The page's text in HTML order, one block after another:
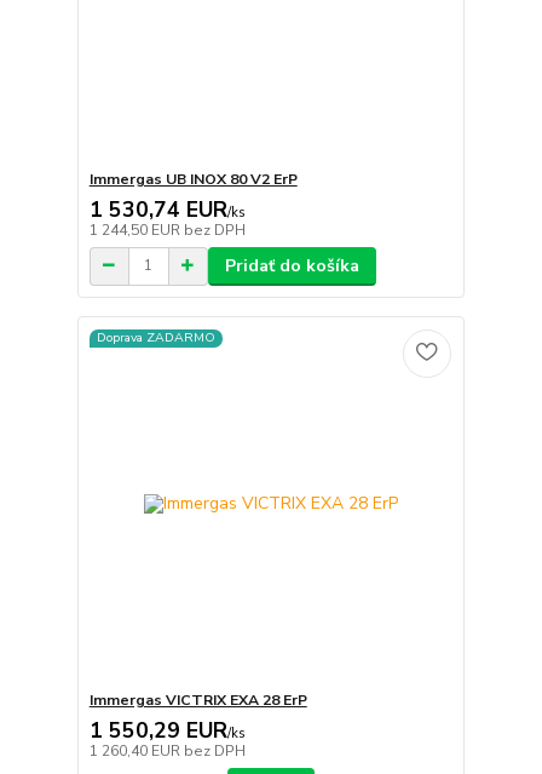
Immergas UB INOX 80 V2 ErP
1 530,74 EUR/ks
1 244,50 EUR bez DPH
Pridať do košíka
Doprava ZADARMO
Immergas VICTRIX EXA 28 ErP
1 550,29 EUR/ks
1 260,40 EUR bez DPH